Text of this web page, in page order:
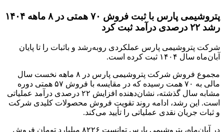
پتروشیمی پارس با ثبت فروش ۷۰ همتی در ۸ ماهه ۱۴۰۴
پارس عملکردی روبه‌رشد و باثبات را تا پایان
است.
مجموع فروش شرکت پتروشیمی پارس در ۸ ماهه نخست سال
مالی به ۷۰ همت رسیده که در مقایسه با فروش ۵۷ همتی دوره
مشابه سال گذشته، نشان‌دهنده افزایش ۲۲ درصدی درآمد عملیاتی
ادامه روند تقویت فروش محصولات کلیدی شرکت
نقدی عملیاتی را تأیید می‌کند.
در آبان‌ماه، پتروشیمی پارس توانست ۸۲۲۶ میلیارد تومان فروش